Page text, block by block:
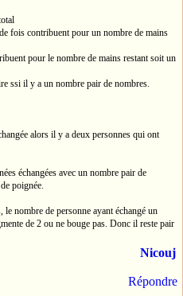
fois contribuent pour un nombre de mains
pour le nombre de mains restant soit un
ssi il y a un nombre pair de nombres.
alors il y a deux personnes qui ont
échangées avec un nombre pair de
poignée.
le nombre de personne ayant échangé un
de 2 ou ne bouge pas. Donc il reste pair
Nicouj
Répondre